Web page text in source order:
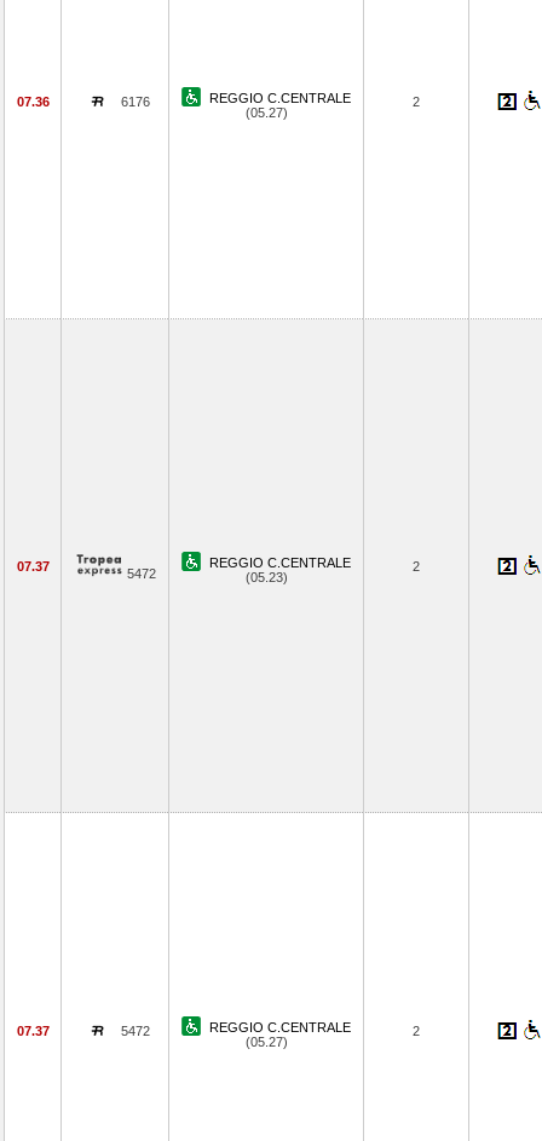
07.36 6176
REGGIO C.CENTRALE
(05.27)
2
07.37 5472
REGGIO C.CENTRALE
(05.23)
2
07.37 5472
REGGIO C.CENTRALE
(05.27)
2